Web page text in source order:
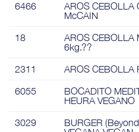
6466
AROS CEBOLLA
McCAIN
18
AROS CEBOLLA
6kg.??
2311 AROS CEBOLLA
6055
BOCADITO
HEURA VEGANO
3029
BURGER